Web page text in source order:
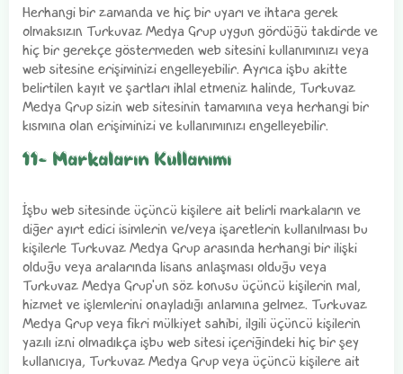
Herhangi bir zamanda ve hiç bir uyarı ve ihtara gerek
olmaksızın Turkuvaz Medya Grup uygun gördüğü takdirde ve
hiç bir gerekçe göstermeden web sitesini kullanımınızı veya
web sitesine erişiminizi engelleyebilir. Ayrıca işbu akitte
belirtilen kayıt ve şartları ihlal etmeniz halinde, Turkuvaz
Medya Grup sizin web sitesinin tamamına veya herhangi bir
kısmına olan erişiminizi ve kullanımınızı engelleyebilir.
11- Markaların Kullanımı
İşbu web sitesinde üçüncü kişilere ait belirli markaların ve
diğer ayırt edici isimlerin ve/veya işaretlerin kullanılması bu
kişilerle Turkuvaz Medya Grup arasında herhangi bir ilişki
olduğu veya aralarında lisans anlaşması olduğu veya
Turkuvaz Medya Grup'un söz konusu üçüncü kişilerin mal,
hizmet ve işlemlerini onayladığı anlamına gelmez. Turkuvaz
Medya Grup veya fikri mülkiyet sahibi, ilgili üçüncü kişilerin
yazılı izni olmadıkça işbu web sitesi içeriğindeki hiç bir şey
kullanıcıya, Turkuvaz Medya Grup veya üçüncü kişilere ait